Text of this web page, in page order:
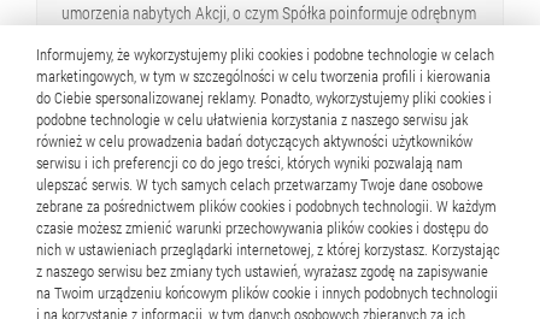
Informujemy, że wykorzystujemy pliki cookies i podobne technologie w celach
marketingowych, w tym w szczególności w celu tworzenia profili i kierowania
do Ciebie spersonalizowanej reklamy. Ponadto, wykorzystujemy pliki cookies i
podobne technologie w celu ułatwienia korzystania z naszego serwisu jak
również w celu prowadzenia badań dotyczących aktywności użytkowników
serwisu i ich preferencji co do jego treści, których wyniki pozwalają nam
ulepszać serwis. W tych samych celach przetwarzamy Twoje dane osobowe
zebrane za pośrednictwem plików cookies i podobnych technologii. W każdym
czasie możesz zmienić warunki przechowywania plików cookies i dostępu do
nich w ustawieniach przeglądarki internetowej, z której korzystasz. Korzystając
z naszego serwisu bez zmiany tych ustawień, wyrażasz zgodę na zapisywanie
na Twoim urządzeniu końcowym plików cookie i innych podobnych technologii
i na korzystanie z informacji, w tym danych osobowych zbieranych za ich
umorzenia nabytych Akcji, o czym Spółka poinformuje odrębnym
Podstawa prawna: art. 56 ust. 1 pkt 2 ustawy o ofercie.
1 2 3 4 5 .. 144